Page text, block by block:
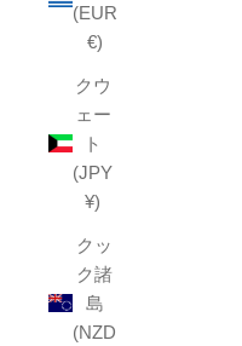
(EUR
€)
クウ
ェー
ト
(JPY
¥)
クッ
ク諸
島
(NZD